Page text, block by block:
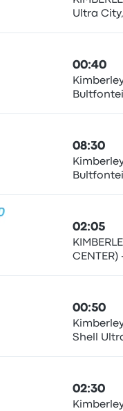
Ultra
00:40
08:30
02:05
00:50
Shell
02:30